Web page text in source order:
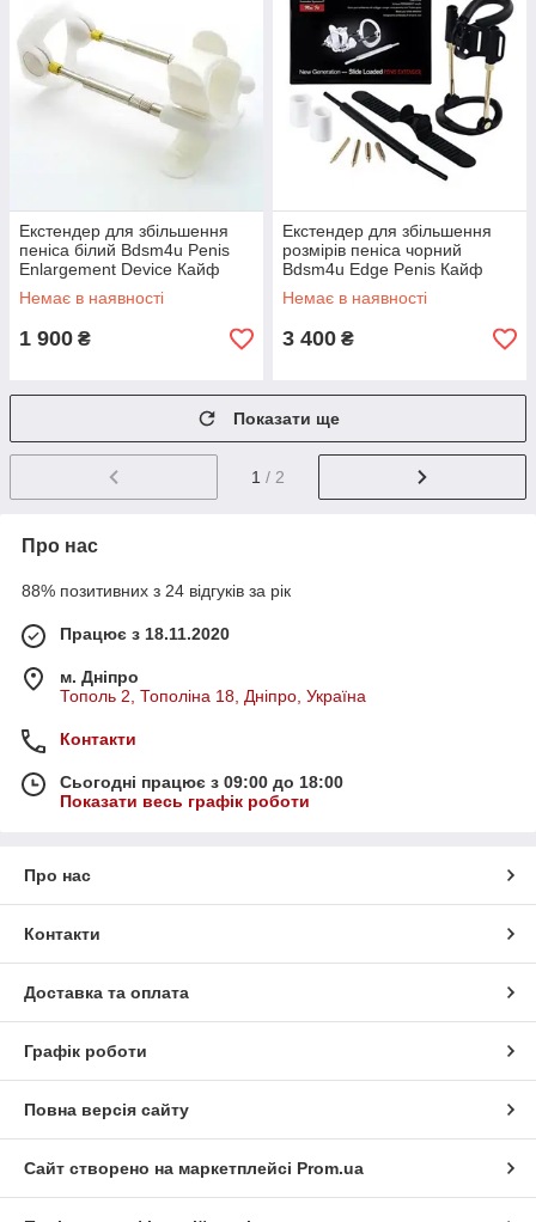
Екстендер для збільшення
пеніса білий Bdsm4u Penis
Enlargement Device Кайф
Немає в наявності
1 900 ₴
Екстендер для збільшення
розмірів пеніса чорний
Bdsm4u Edge Penis Кайф
Немає в наявності
3 400 ₴
Показати ще
1 / 2
Про нас
88% позитивних з 24 відгуків за рік
Працює з 18.11.2020
м. Дніпро
Тополь 2, Тополіна 18, Дніпро, Україна
Контакти
Сьогодні працює з 09:00 до 18:00
Показати весь графік роботи
Про нас
Контакти
Доставка та оплата
Графік роботи
Повна версія сайту
Сайт створено на маркетплейсі Prom.ua